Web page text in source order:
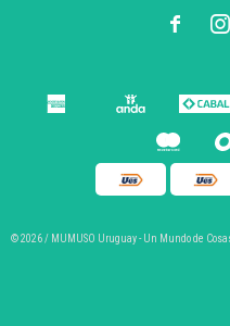
 
© 2026 / MUMUSO Uruguay - Un Mundo de